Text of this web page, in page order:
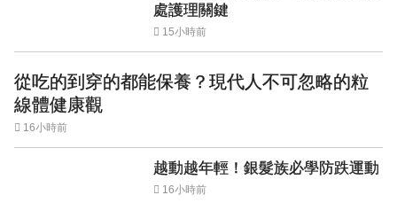
處護理關鍵
15小時前
從吃的到穿的都能保養？現代人不可忽略的粒
線體健康觀
16小時前
越動越年輕！銀髮族必學防跌運動
16小時前